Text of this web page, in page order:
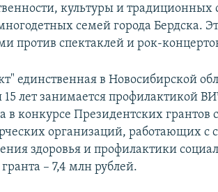
культуры и
семей города Бердска.
против спектаклей и рок-
единственная в Новосибирской
15 лет занимается профилактикой
в конкурсе Президентских грантов
организаций, работающих с
здоровья и профилактики
– 7,4 млн рублей.